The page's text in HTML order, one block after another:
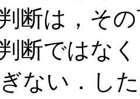
断は，そ
断ではな
ない．し